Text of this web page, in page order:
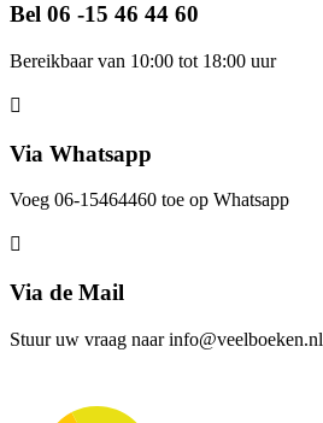
Bel 06 -15 46 44 60
Bereikbaar van 10:00 tot 18:00 uur
Via Whatsapp
Voeg 06-15464460 toe op Whatsapp
Via de Mail
Stuur uw vraag naar info@veelboeken.nl